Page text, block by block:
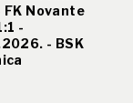
FK Novante
-
- BSK